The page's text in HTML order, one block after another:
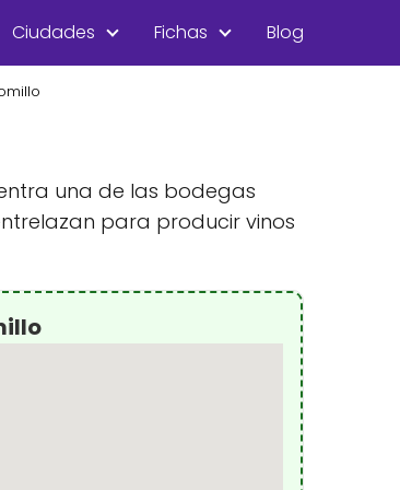
Ciudades Fichas Blog
una de las bodegas
para producir vinos